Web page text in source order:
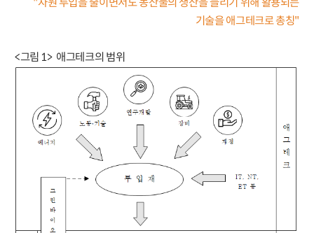
기술을 애그테크로 총칭"
<그림 1> 애그테크의 범위